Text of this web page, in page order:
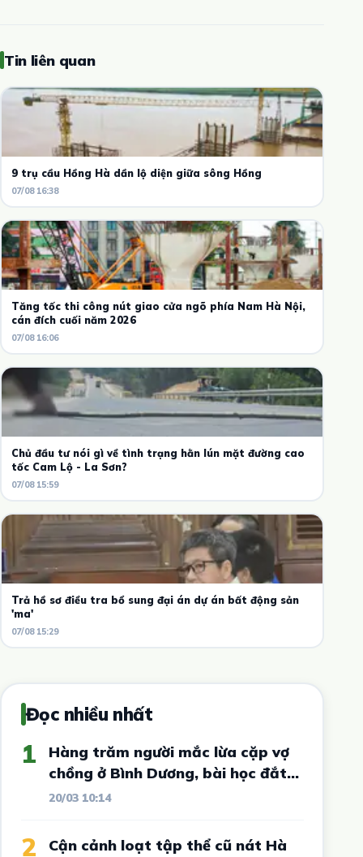
Tin liên quan
9 trụ cầu Hồng Hà dần lộ diện giữa sông Hồng
07/08 16:38
Tăng tốc thi công nút giao cửa ngõ phía Nam Hà Nội,
cán đích cuối năm 2026
07/08 16:06
Chủ đầu tư nói gì về tình trạng hằn lún mặt đường cao
tốc Cam Lộ - La Sơn?
07/08 15:59
Trả hồ sơ điều tra bổ sung đại án dự án bất động sản
'ma'
07/08 15:29
Đọc nhiều nhất
1
Hàng trăm người mắc lừa cặp vợ
chồng ở Bình Dương, bài học đắt
giá cho vô số nhà đầu tư đất nền
20/03 10:14
2
Cận cảnh loạt tập thể cũ nát Hà